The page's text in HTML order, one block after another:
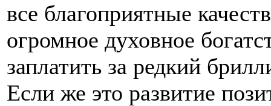
все благоприятные
огромное духовное
заплатить за редкий
Если же это развитие